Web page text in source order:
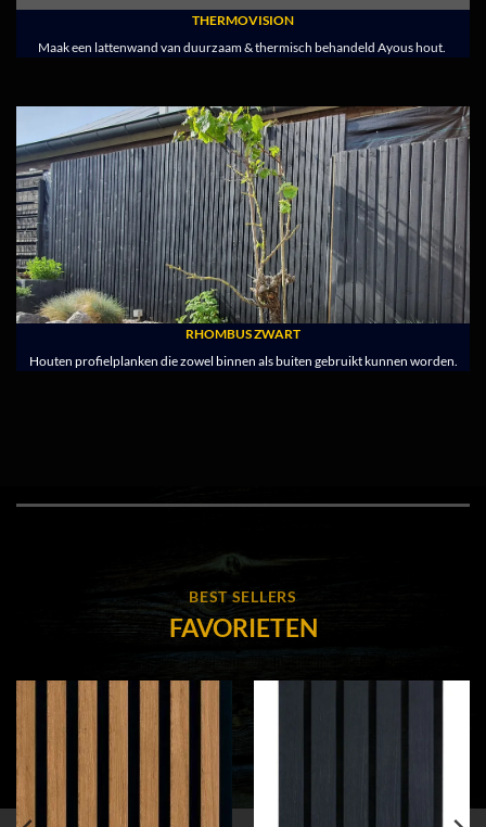
THERMOVISION
Maak een lattenwand van duurzaam & thermisch behandeld Ayous hout.
RHOMBUS ZWART
Houten profielplanken die zowel binnen als buiten gebruikt kunnen worden.
BEST SELLERS
FAVORIETEN